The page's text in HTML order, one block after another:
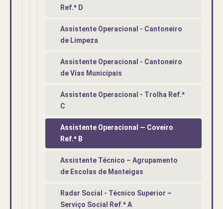
Ref.ª D
Assistente Operacional - Cantoneiro
de Limpeza
Assistente Operacional - Cantoneiro
de Vias Municipais
Assistente Operacional - Trolha Ref.ª
C
Assistente Operacional — Coveiro
Ref.ª B
Assistente Técnico – Agrupamento
de Escolas de Manteigas
Radar Social - Técnico Superior –
Serviço Social Ref.ª A